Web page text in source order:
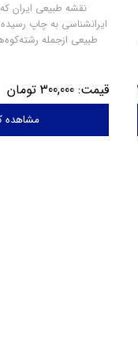
نقشه طبیعی ایران
ایرانشناسی به چاپ
طبیعی ازجمله
300,000
مشاهده